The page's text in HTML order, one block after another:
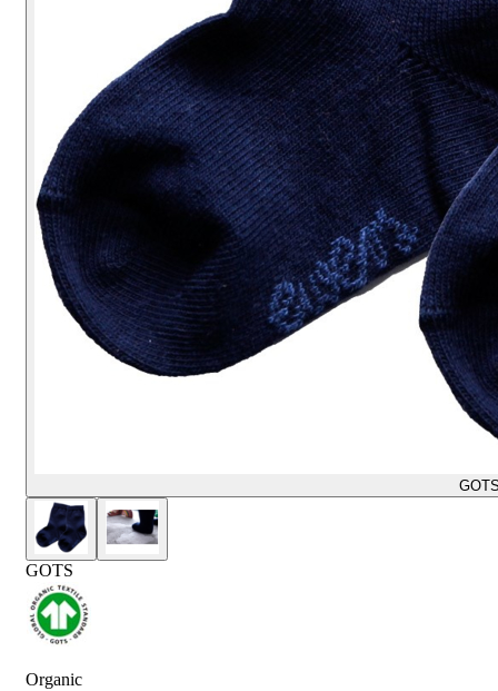
GOTS
Organic